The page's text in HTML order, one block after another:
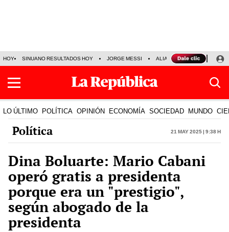
HOY SINUANO RESULTADOS HOY JORGE MESSI ALIANZA LIMA VS SPORT
LO ÚLTIMO POLÍTICA OPINIÓN ECONOMÍA SOCIEDAD MUNDO
Política 21 May 2025 | 9:38 h
Dina Boluarte: Mario Cabani
operó gratis a presidenta
porque era un "prestigio",
según abogado de la
presidenta